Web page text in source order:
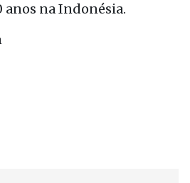
anos na Indonésia.